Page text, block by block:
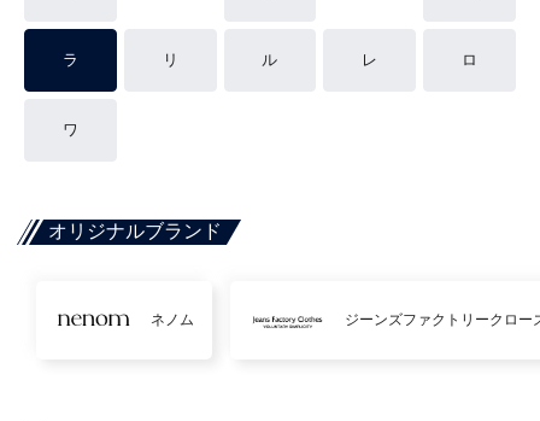
ラ リ ル レ ロ
ワ
オリジナルブランド
ネノム ジーンズファクトリークロー